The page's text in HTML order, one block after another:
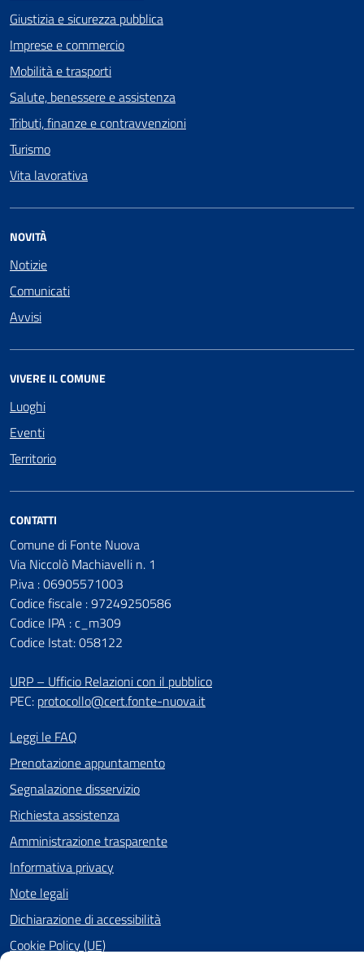
Giustizia e sicurezza pubblica
Imprese e commercio
Mobilità e trasporti
Salute, benessere e assistenza
Tributi, finanze e contravvenzioni
Turismo
Vita lavorativa
NOVITÀ
Notizie
Comunicati
Avvisi
VIVERE IL COMUNE
Luoghi
Eventi
Territorio
CONTATTI
Comune di Fonte Nuova
Via Niccolò Machiavelli n. 1
P.iva : 06905571003
Codice fiscale : 97249250586
Codice IPA : c_m309
Codice Istat: 058122
URP – Ufficio Relazioni con il pubblico
PEC: protocollo@cert.fonte-nuova.it
Leggi le FAQ
Prenotazione appuntamento
Segnalazione disservizio
Richiesta assistenza
Amministrazione trasparente
Informativa privacy
Note legali
Dichiarazione di accessibilità
Cookie Policy (UE)